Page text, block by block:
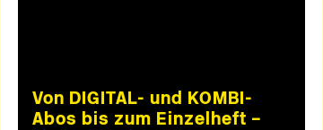
Von DIGITAL- und KOMBI-
Abos bis zum Einzelheft –